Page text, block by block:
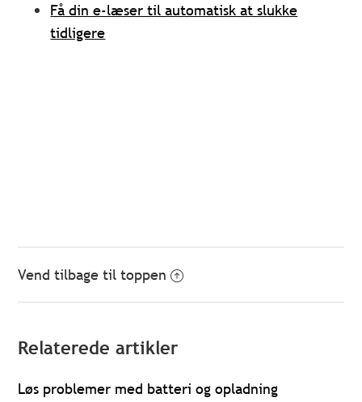
Få din e-læser til automatisk at slukke
tidligere
Vend tilbage til toppen
Relaterede artikler
Løs problemer med batteri og opladning